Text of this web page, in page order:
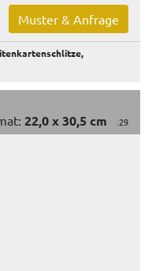
Muster & Anfrage
22,0 x 30,5 cm .29